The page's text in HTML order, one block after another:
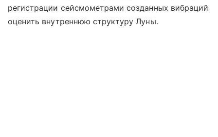
регистрации сейсмометрами созданных вибраций
оценить внутреннюю структуру Луны.